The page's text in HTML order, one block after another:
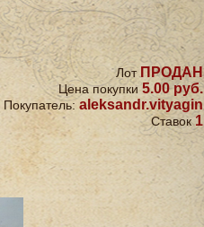
Лот ПРОДАН
Цена покупки 5.00 руб.
Покупатель: aleksandr.vityagin
Ставок1